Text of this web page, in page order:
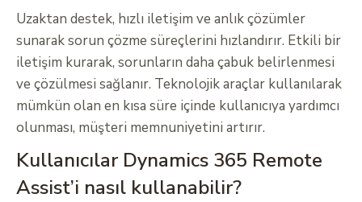
Uzaktan destek, hızlı iletişim ve anlık çözümler
sunarak sorun çözme süreçlerini hızlandırır. Etkili bir
iletişim kurarak, sorunların daha çabuk belirlenmesi
ve çözülmesi sağlanır. Teknolojik araçlar kullanılarak
mümkün olan en kısa süre içinde kullanıcıya yardımcı
olunması, müşteri memnuniyetini artırır.
Kullanıcılar Dynamics 365 Remote
Assist’i nasıl kullanabilir?